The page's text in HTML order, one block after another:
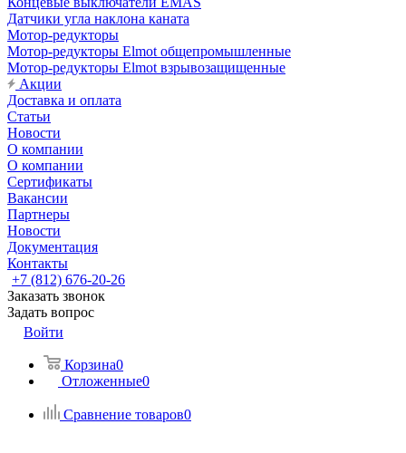
Датчики угла наклона каната
Мотор-редукторы
Мотор-редукторы Elmot общепромышленные
Мотор-редукторы Elmot взрывозащищенные
Акции
Доставка и оплата
Статьи
Новости
О компании
О компании
Сертификаты
Вакансии
Партнеры
Новости
Документация
Контакты
+7 (812) 676-20-26
Заказать звонок
Задать вопрос
Войти
Корзина0
Отложенные0
Сравнение товаров0